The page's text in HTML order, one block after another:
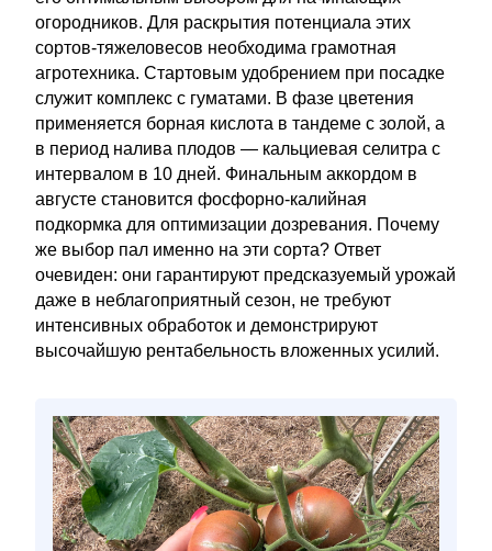
огородников. Для раскрытия потенциала этих
сортов-тяжеловесов необходима грамотная
агротехника. Стартовым удобрением при посадке
служит комплекс с гуматами. В фазе цветения
применяется борная кислота в тандеме с золой, а
в период налива плодов — кальциевая селитра с
интервалом в 10 дней. Финальным аккордом в
августе становится фосфорно-калийная
подкормка для оптимизации дозревания. Почему
же выбор пал именно на эти сорта? Ответ
очевиден: они гарантируют предсказуемый урожай
даже в неблагоприятный сезон, не требуют
интенсивных обработок и демонстрируют
высочайшую рентабельность вложенных усилий.